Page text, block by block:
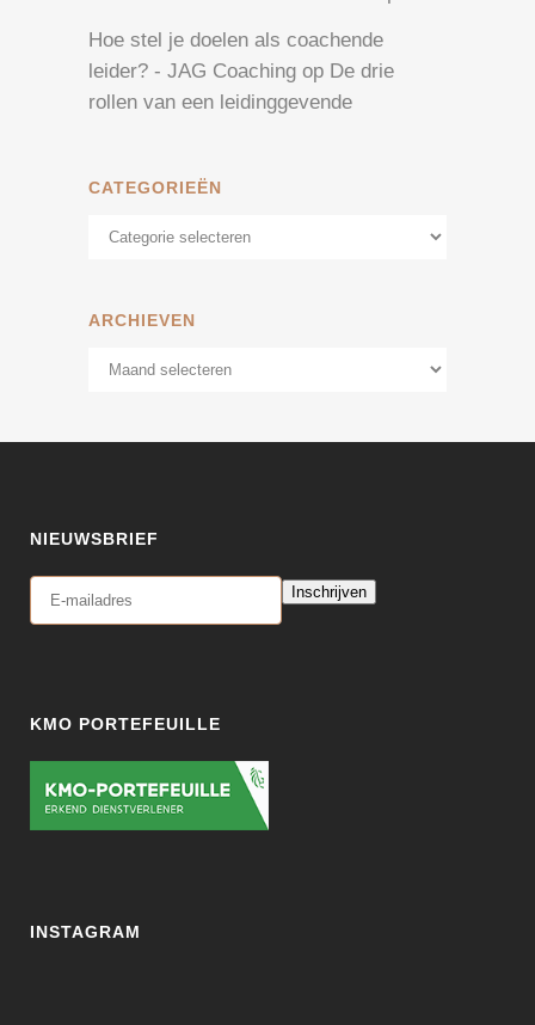
Hoe stel je doelen als coachende
leider? - JAG Coaching op De drie
rollen van een leidinggevende
CATEGORIEËN
Categorieën
ARCHIEVEN
Archieven
NIEUWSBRIEF
Inschrijven
KMO PORTEFEUILLE
INSTAGRAM